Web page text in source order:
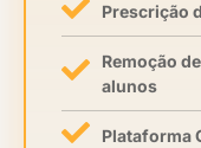
Prescrição
Remoção
alunos
Plataforma